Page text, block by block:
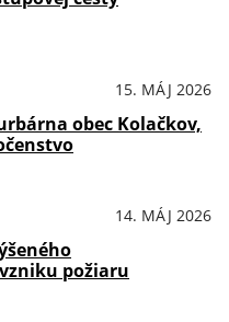
15. MÁJ 2026
obec Kolačkov,
14. MÁJ 2026
požiaru